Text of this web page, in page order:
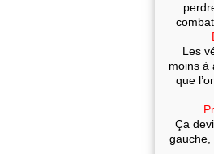
Les
moins à
que
Ça
gauche,